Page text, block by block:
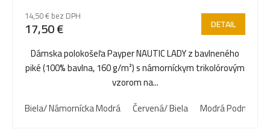
14,50 € bez DPH
17,50 € DETAIL
Dámska polokošeľa Payper NAUTIC LADY z bavlneného
piké (100% bavlna, 160 g/m²) s námorníckym trikolórovým
vzorom na...
Biela/ Námornícka Modrá
Červená/ Biela Modrá